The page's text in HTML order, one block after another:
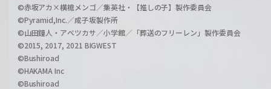
©赤坂アカ×横槍メンゴ／集英社・【推しの子】製作委員会
©Pyramid,Inc.／成子坂製作所
©山田鐘人・アベツカサ／小学館／「葬送のフリーレン」製作委員会
©2015, 2017, 2021 BIGWEST
©Bushiroad
©HAKAMA Inc
©Bushiroad